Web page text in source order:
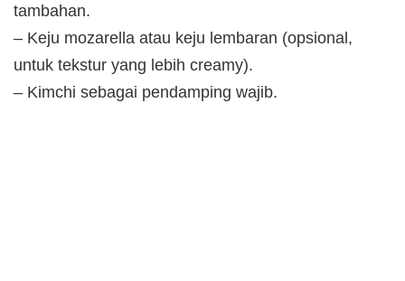
tambahan.
– Keju mozarella atau keju lembaran (opsional,
untuk tekstur yang lebih creamy).
– Kimchi sebagai pendamping wajib.